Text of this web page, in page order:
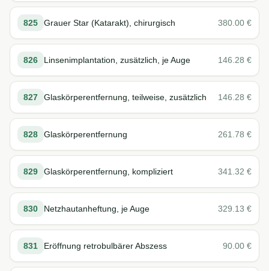
825 Grauer Star (Katarakt), chirurgisch 380.00 €
826 Linsenimplantation, zusätzlich, je Auge 146.28 €
827 Glaskörperentfernung, teilweise, zusätzlich 146.28 €
828 Glaskörperentfernung 261.78 €
829 Glaskörperentfernung, kompliziert 341.32 €
830 Netzhautanheftung, je Auge 329.13 €
831 Eröffnung retrobulbärer Abszess 90.00 €